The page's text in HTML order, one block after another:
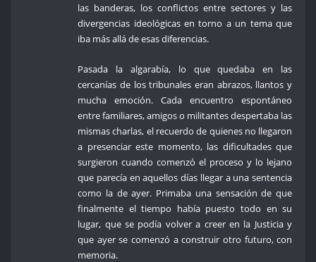
las banderas, los conflictos entre sectores y las
divergencias ideológicas en torno a un tema que
iba más allá de esas diferencias.
Pasada la algarabía, lo que quedaba en las
cercanías de los tribunales eran abrazos, llantos y
mucha emoción. Cada encuentro espontáneo
entre familiares, amigos o militantes despertaba las
mismas charlas, el recuerdo de quienes no llegaron
a presenciar este momento, las dificultades que
surgieron cuando comenzó el proceso y lo lejano
que parecía en aquellos días llegar a una sentencia
como la de ayer. Primaba una sensación de que
finalmente el tiempo había puesto todo en su
lugar, que se podía volver a creer en la Justicia y
que ayer se comenzó a construir otro futuro, con
memoria.